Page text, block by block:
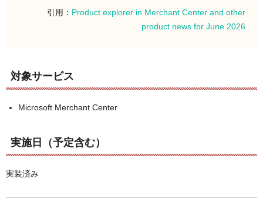
引用： Product explorer in Merchant Center and other
product news for June 2026
対象サービス
Microsoft Merchant Center
実施日（予定含む）
実装済み